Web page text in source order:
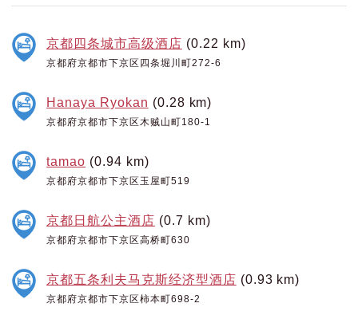
京都四条城市高级酒店 (0.22 km)
京都府京都市下京区四条堀川町272-6
Hanaya Ryokan (0.28 km)
京都府京都市下京区木贼山町180-1
tamao (0.94 km)
京都府京都市下京区玉屋町519
京都日航公主酒店 (0.7 km)
京都府京都市下京区高桥町630
京都五条利夫马克斯经济型酒店 (0.93 km)
京都府京都市下京区柿本町698-2